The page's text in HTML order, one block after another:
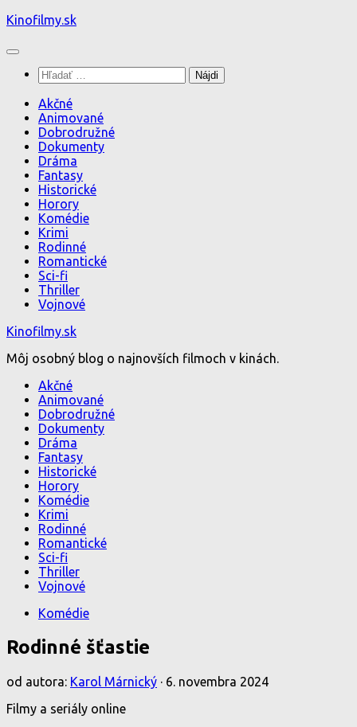
Preskočiť
obsah
Kinofilmy.sk
Hľadať:
Akčné
Animované
Dobrodružné
Dokumenty
Dráma
Fantasy
Historické
Horory
Komédie
Krimi
Rodinné
Romantické
Sci-fi
Thriller
Vojnové
Kinofilmy.sk
Môj osobný blog o najnovších filmoch v kinách.
Akčné
Animované
Dobrodružné
Dokumenty
Dráma
Fantasy
Historické
Horory
Komédie
Krimi
Rodinné
Romantické
Sci-fi
Thriller
Vojnové
Komédie
Rodinné šťastie
od autora: Karol Márnický · 6. novembra 2024
Filmy a seriály online